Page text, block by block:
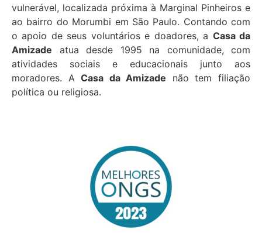
vulnerável, localizada próxima à Marginal Pinheiros e
ao bairro do Morumbi em São Paulo. Contando com
o apoio de seus voluntários e doadores, a Casa da
Amizade atua desde 1995 na comunidade, com
atividades sociais e educacionais junto aos
moradores. ACasa da Amizade não tem filiação
política ou religiosa.